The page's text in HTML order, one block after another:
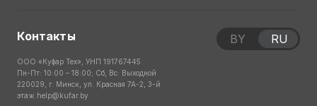
Контакты
ООО «Куфар Тех», УНП 191767445
Пн-Пт: 10:00 – 18:00; Сб, Вс: Выходной
220029, г. Минск, ул. Красная 7А-2, 3-й
этаж help@kufar.by
BY RU